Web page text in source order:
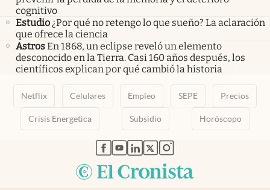
cognitivo
Estudio¿Por qué no retengo lo que sueño? La aclaración
que ofrece la ciencia
AstrosEn 1868, un eclipse reveló un elemento
desconocido en la Tierra. Casi 160 años después, los
científicos explican por qué cambió la historia
Netflix Celulares Empleo SEPE Precios
Crisis Energetica Subsidio Horóscopo
abre en nueva pestaña
abre en nueva pestaña
abre en nueva pestaña
abre en nueva pestaña
abre en nueva pestaña